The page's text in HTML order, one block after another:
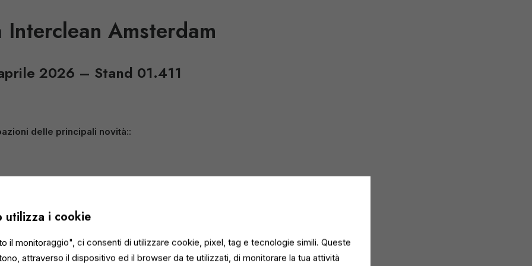
Interclean Amsterdam
2026 – Stand 01.411
delle principali novità::
nel tempo, garantendo un’azione pulente prolungata e riducendo la
– CANDEGGIANTE PER LAVANDERIA PROFESSIONALE
utilizza i cookie
il monitoraggio", ci consenti di utilizzare cookie, pixel, tag e tecnologie simili. Queste
attraverso il dispositivo ed il browser da te utilizzati, di monitorare la tua attività